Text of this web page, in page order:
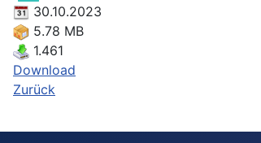
30.10.2023
5.78 MB
1.461
Download
Zurück